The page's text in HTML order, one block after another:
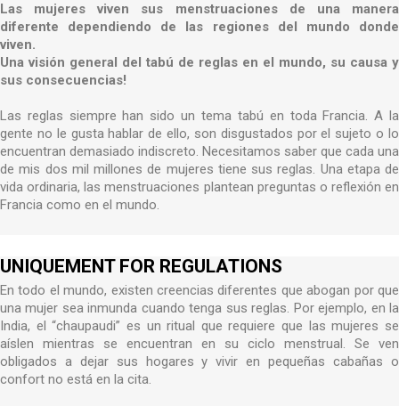
Las mujeres viven sus menstruaciones de una manera
diferente dependiendo de las regiones del mundo donde
viven.
Una visión general del tabú de reglas en el mundo, su causa y
sus consecuencias!
Las reglas siempre han sido un tema tabú en toda Francia. A la
gente no le gusta hablar de ello, son disgustados por el sujeto o lo
encuentran demasiado indiscreto. Necesitamos saber que cada una
de mis dos mil millones de mujeres tiene sus reglas. Una etapa de
vida ordinaria, las menstruaciones plantean preguntas o reflexión en
Francia como en el mundo.
UNIQUEMENT FOR REGULATIONS
En todo el mundo, existen creencias diferentes que abogan por que
una mujer sea inmunda cuando tenga sus reglas. Por ejemplo, en la
India, el “chaupaudi” es un ritual que requiere que las mujeres se
aíslen mientras se encuentran en su ciclo menstrual. Se ven
obligados a dejar sus hogares y vivir en pequeñas cabañas o
confort no está en la cita.